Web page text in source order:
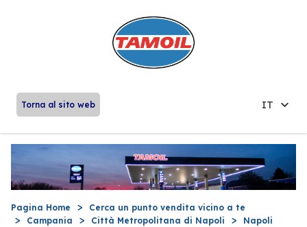
Torna al sito web IT
Pagina Home
Cerca un punto vendita vicino a te
Campania
Città Metropolitana di Napoli
Napoli